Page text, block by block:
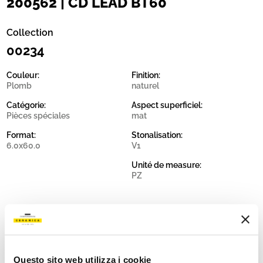
Questo sito web utilizza i cookie
Collection
00234
Couleur:
Plomb
Catégorie:
Pièces spéciales
Format:
6.0x60.0
Finition:
naturel
Aspect superficiel:
mat
Stonalisation:
V1
Unité de measure:
PZ